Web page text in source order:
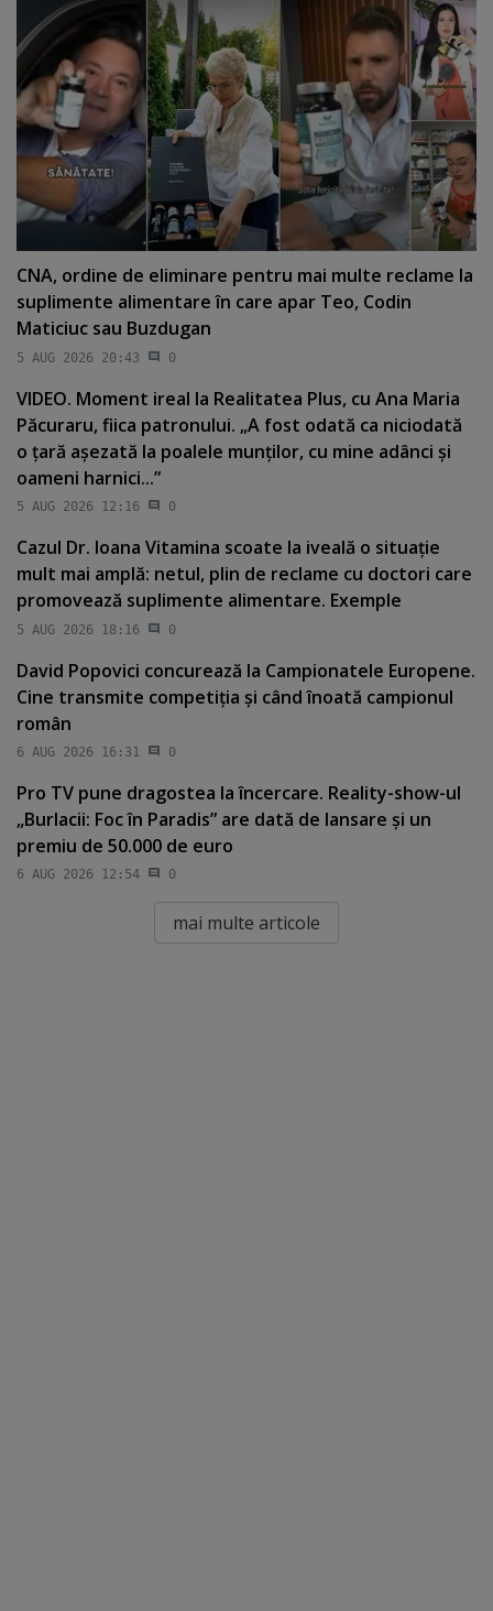
CNA, ordine de eliminare pentru mai multe reclame la
suplimente alimentare în care apar Teo, Codin
Maticiuc sau Buzdugan
5 AUG 2026 20:43 0
VIDEO. Moment ireal la Realitatea Plus, cu Ana Maria
Păcuraru, fiica patronului. „A fost odată ca niciodată
o ţară aşezată la poalele munţilor, cu mine adânci şi
oameni harnici...”
5 AUG 2026 12:16 0
Cazul Dr. Ioana Vitamina scoate la iveală o situaţie
mult mai amplă: netul, plin de reclame cu doctori care
promovează suplimente alimentare. Exemple
5 AUG 2026 18:16 0
David Popovici concurează la Campionatele Europene.
Cine transmite competiţia şi când înoată campionul
român
6 AUG 2026 16:31 0
Pro TV pune dragostea la încercare. Reality-show-ul
„Burlacii: Foc în Paradis” are dată de lansare şi un
premiu de 50.000 de euro
6 AUG 2026 12:54 0
mai multe articole